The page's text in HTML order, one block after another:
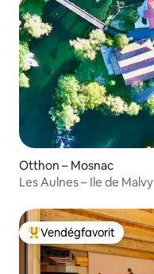
Otthon – Mosnac
Les Aulnes – Ile de Malvy
Kiemelt vendégfavorit
Vendégfavorit